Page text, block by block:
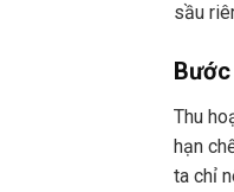
sầu
Thu
hạn
ta chỉ